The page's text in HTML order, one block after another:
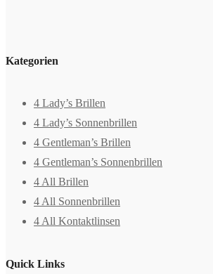
Kategorien
4 Lady’s Brillen
4 Lady’s Sonnenbrillen
4 Gentleman’s Brillen
4 Gentleman’s Sonnenbrillen
4 All Brillen
4 All Sonnenbrillen
4 All Kontaktlinsen
Quick Links